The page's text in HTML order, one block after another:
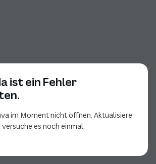
ist ein Fehler
im Moment nicht öffnen. Aktualisiere
es noch einmal.